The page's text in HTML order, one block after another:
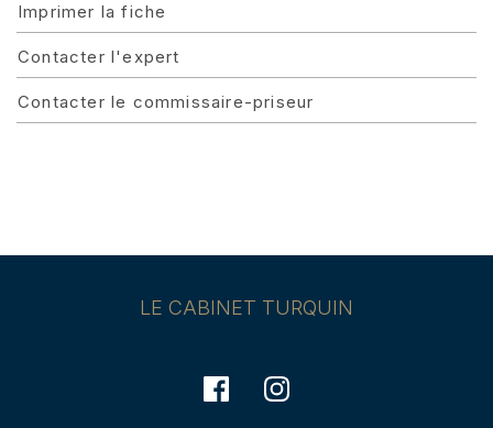
Imprimer la fiche
Contacter l'expert
Contacter le commissaire-priseur
LE CABINET TURQUIN